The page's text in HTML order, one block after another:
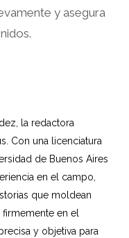
y asegura
la redactora
Con una licenciatura
de Buenos Aires
en el campo,
que moldean
firmemente en el
y objetiva para